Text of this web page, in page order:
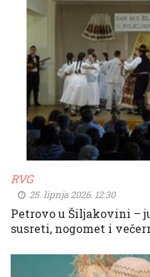
RVG
25. lipnja 2026. 12:30
Petrovo u Šiljakovini –
susreti, nogomet i